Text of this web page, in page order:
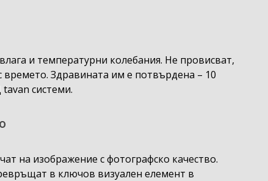
и температурни колебания. Не провисват,
времето. Здравината им е потвърдена – 10
системи.
на изображение с фотографско качество.
в ключов визуален елемент в